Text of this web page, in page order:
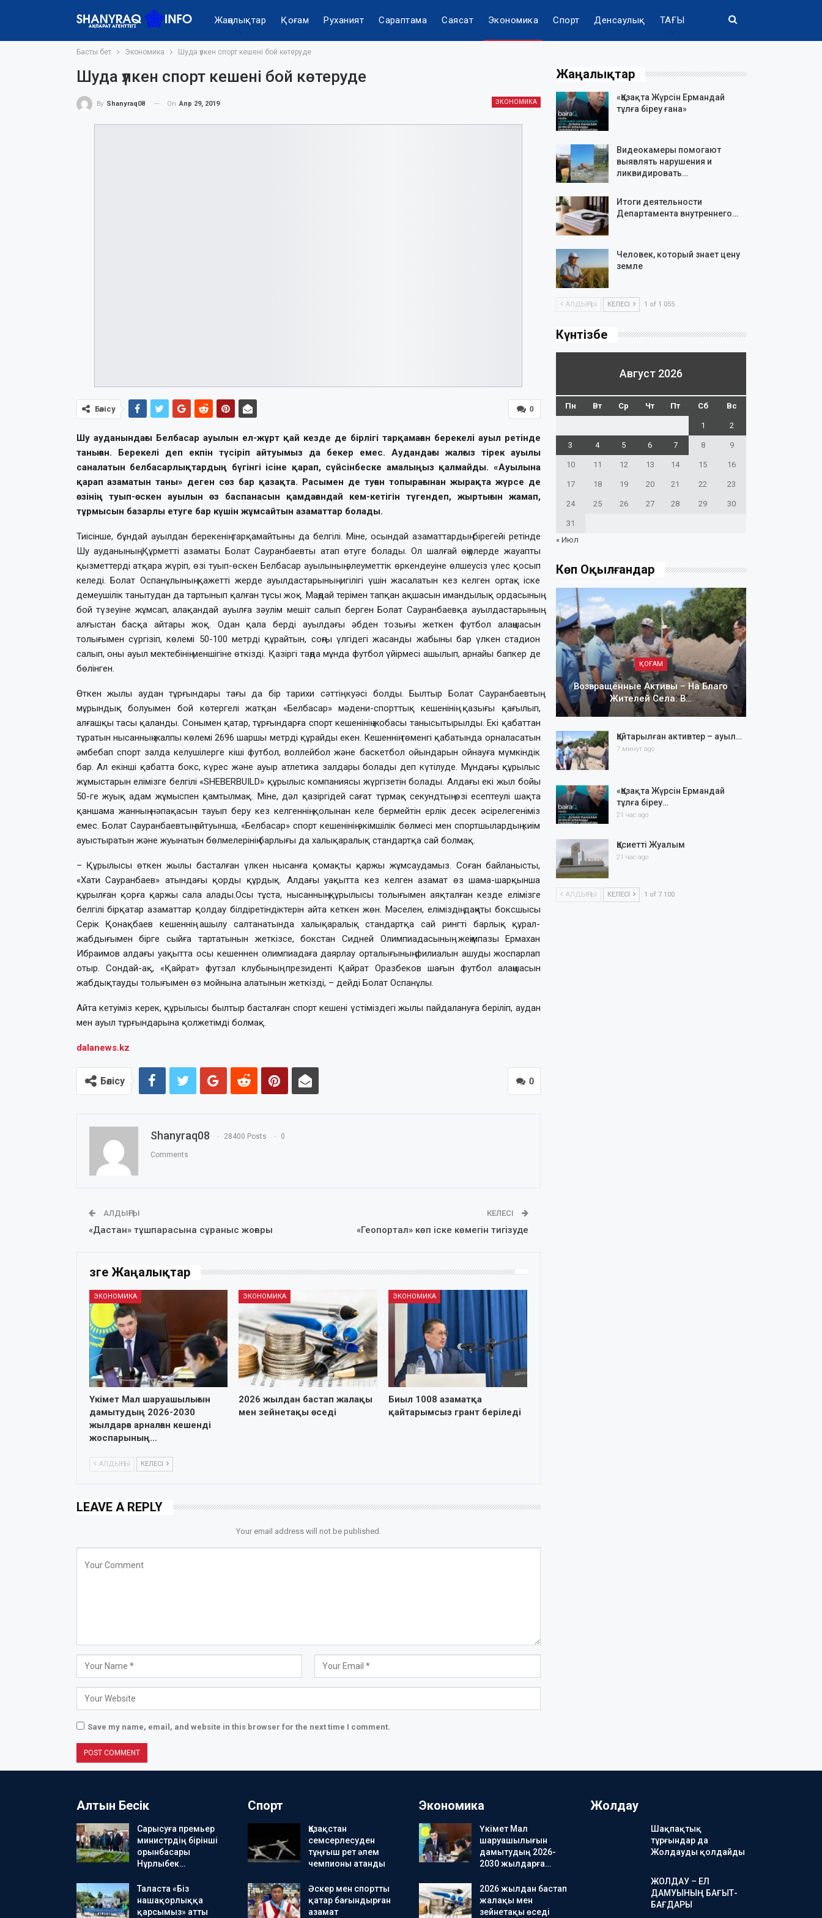
Жаңалықтар Қоғам Руханият Сараптама Саясат Экономика Спорт Денсаулық ТАҒЫ
Басты бет Экономика Шуда үлкен спорт кешені бой көтеруде
Шуда үлкен спорт кешені бой көтеруде
ЭКОНОМИКА
By Shanyraq08 On Апр 29, 2019
0
Бөлісу
Шу ауданындағы Белбасар ауылын ел-жұрт қай кезде де бірлігі тарқамаған берекелі ауыл ретінде
таныған. Берекелі деп екпін түсіріп айтуымыз да бекер емес. Аудандағы жалғыз тірек ауылы
саналатын белбасарлықтардың бүгінгі ісіне қарап, сүйсінбеске амалыңыз қалмайды. «Ауылына
қарап азаматын таны» деген сөз бар қазақта. Расымен де туған топырағынан жырақта жүрсе де
өзінің туып-өскен ауылын өз баспанасын қамдағандай кем-кетігін түгендеп, жыртығын жамап,
тұрмысын базарлы етуге бар күшін жұмсайтын азаматтар болады.
Тиісінше, бұндай ауылдан берекенің тарқамайтыны да белгілі. Міне, осындай азаматтардың бірегейі ретінде
Шу ауданының Құрметті азаматы Болат Сауранбаевты атап өтуге болады. Ол шалғай өңірлерде жауапты
қызметтерді атқара жүріп, өзі туып-өскен Белбасар ауылының әлеуметтік өркендеуіне өлшеусіз үлес қосып
келеді. Болат Оспанұлының қажетті жерде ауылдастарының игілігі үшін жасалатын кез келген ортақ іске
демеушілік танытудан да тартынып қалған тұсы жоқ. Маңдай терімен тапқан ақшасын имандылық ордасының
бой түзеуіне жұмсап, алақандай ауылға зәулім мешіт салып берген Болат Сауранбаевқа ауылдастарының
алғыстан басқа айтары жоқ. Одан қала берді ауылдағы әбден тозығы жеткен футбол алаңшасын
толығымен сүргізіп, көлемі 50-100 метрді құрайтын, соңғы үлгідегі жасанды жабыны бар үлкен стадион
салып, оны ауыл мектебінің меншігіне өткізді. Қазіргі таңда мұнда футбол үйірмесі ашылып, арнайы бапкер де
бөлінген.
Өткен жылы аудан тұрғындары тағы да бір тарихи сәттің куәсі болды. Былтыр Болат Сауранбаевтың
мұрындық болуымен бой көтергелі жатқан «Белбасар» мәдени-спорттық кешенінің қазығы қағылып,
алғашқы тасы қаланды. Сонымен қатар, тұрғындарға спорт кешенінің жобасы танысытырылды. Екі қабаттан
тұратын нысанның жалпы көлемі 2696 шаршы метрді құрайды екен. Кешеннің төменгі қабатында орналасатын
әмбебап спорт залда келушілерге кіші футбол, воллейбол және баскетбол ойындарын ойнауға мүмкіндік
бар. Ал екінші қабатта бокс, күрес және ауыр атлетика залдары болады деп күтілуде. Мұндағы құрылыс
жұмыстарын елімізге белгілі «SHEBERBUILD» құрылыс компаниясы жүргізетін болады. Алдағы екі жыл бойы
50-ге жуық адам жұмыспен қамтылмақ. Міне, дәл қазіргідей сағат тұрмақ секундтың өзі есептеулі шақта
қаншама жанның нәпақасын тауып беру кез келгеннің қолынан келе бермейтін ерлік десек әсірелегеніміз
емес. Болат Сауранбаевтың айтуынша, «Белбасар» спорт кешенінің әкімшілік бөлмесі мен спортшылардың киім
ауыстыратын және жуынатын бөлмелерінің барлығы да халықаралық стандартқа сай болмақ.
– Құрылысы өткен жылы басталған үлкен нысанға қомақты қаржы жұмсаудамыз. Соған байланысты,
«Хати Сауранбаев» атындағы қорды құрдық. Алдағы уақытта кез келген азамат өз шама-шарқынша
құрылған қорға қаржы сала алады.Осы тұста, нысанның құрылысы толығымен аяқталған кезде елімізге
белгілі бірқатар азаматтар қолдау білдіретіндіктерін айта кеткен жөн. Мәселен, еліміздің даңқты боксшысы
Серік Қонақбаев кешеннің ашылу салтанатында халықаралық стандартқа сай рингті барлық құрал-
жабдығымен бірге сыйға тартатынын жеткізсе, бокстан Сидней Олимпиадасының жеңімпазы Ермахан
Ибраимов алдағы уақытта осы кешеннен олимпиадаға даярлау орталығының филиалын ашуды жоспарлап
отыр. Сондай-ақ, «Қайрат» футзал клубының президенті Қайрат Оразбеков шағын футбол алаңшасын
жабдықтауды толығымен өз мойнына алатынын жеткізді, – дейді Болат Оспанұлы.
Айта кетуіміз керек, құрылысы былтыр басталған спорт кешені үстіміздегі жылы пайдалануға беріліп, аудан
мен ауыл тұрғындарына қолжетімді болмақ.
dalanews.kz
0
Бөлісу
Shanyraq08 28400 Posts 0
Comments
АЛДЫҢҒЫ
«Дастан» тұшпарасына сұраныс жоғары
КЕЛЕСІ
«Геопортал» көп іске көмегін тигізуде
Өзге Жаңалықтар
ЭКОНОМИКА
Үкімет Мал шаруашылығын
дамытудың 2026-2030
жылдарға арналған кешенді
жоспарының…
ЭКОНОМИКА
2026 жылдан бастап жалақы
мен зейнетақы өседі
ЭКОНОМИКА
Биыл 1008 азаматқа
қайтарымсыз грант беріледі
АЛДЫҢҒЫ КЕЛЕСІ
LEAVE A REPLY
Your email address will not be published.
Save my name, email, and website in this browser for the next time I comment.
Жаңалықтар
«Қазақта Жүрсін Ермандай
тұлға біреу ғана»
Видеокамеры помогают
выявлять нарушения и
ликвидировать…
Итоги деятельности
Департамента внутреннего…
Человек, который знает цену
земле
АЛДЫҢҒЫ КЕЛЕСІ 1 of 1 055
Күнтізбе
Август 2026
Пн Вт Ср Чт Пт Сб Вс
1 2
3 4 5 6 7 8 9
10 11 12 13 14 15 16
17 18 19 20 21 22 23
24 25 26 27 28 29 30
31
« Июл
Көп Оқылғандар
ҚОҒАМ
Возвращённые Активы – На Благо
Жителей Села: В…
Қайтарылған активтер – ауыл…
7 минут ago
«Қазақта Жүрсін Ермандай
тұлға біреу…
21 час ago
Қасиетті Жуалым
21 час ago
АЛДЫҢҒЫ КЕЛЕСІ 1 of 7 100
Алтын Бесік
Сарысуға премьер
министрдің бірінші
орынбасары
Нұрлыбек…
Таласта «Біз
нашақорлыққа
қарсымыз» атты
Спорт
Қазақстан
семсерлесуден
тұңғыш рет әлем
чемпионы атанды
Әскер мен спортты
қатар бағындырған
азамат
Экономика
Үкімет Мал
шаруашылығын
дамытудың 2026-
2030 жылдарға…
2026 жылдан бастап
жалақы мен
зейнетақы өседі
Жолдау
Шақпақтық
тұрғындар да
Жолдауды қолдайды
ЖОЛДАУ – ЕЛ
ДАМУЫНЫҢ БАҒЫТ-
БАҒДАРЫ